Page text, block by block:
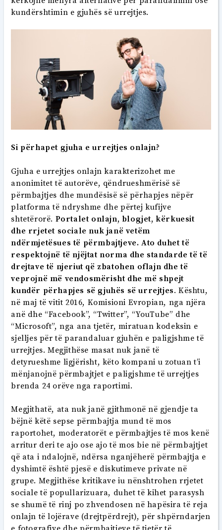
kundërshtimin e gjuhës së urrejtjes.
Si përhapet gjuha e urrejtjes onlajn?
Gjuha e urrejtjes onlajn karakterizohet me
anonimitet të autorëve, qëndrueshmërisë së
përmbajtjes dhe mundësisë së përhapjes nëpër
platforma të ndryshme dhe përtej kufijve
shtetërorë. Portalet onlajn, blogjet, kërkuesit
dhe rrjetet sociale nuk janë vetëm
ndërmjetësues të përmbajtjeve. Ato duhet të
respektojnë të njëjtat norma dhe standarde të të
drejtave të njeriut që zbatohen oflajn dhe të
veprojnë më vendosmërisht dhe më shpejt
kundër përhapjes së gjuhës së urrejtjes. Kështu,
në maj të vitit 2016, Komisioni Evropian, nga njëra
anë dhe “Facebook”, “Twitter”, “YouTube” dhe
“Microsoft”, nga ana tjetër, miratuan kodeksin e
sjelljes për të parandaluar gjuhën e paligjshme të
urrejtjes. Megjithëse masat nuk janë të
detyrueshme ligjërisht, këto kompani u zotuan t’i
mënjanojnë përmbajtjet e paligjshme të urrejtjes
brenda 24 orëve nga raportimi.
Megjithatë, ata nuk janë gjithmonë në gjendje ta
bëjnë këtë sepse përmbajtja mund të mos
raportohet, moderatorët e përmbajtjes të mos kenë
arritur deri te ajo ose ajo të mos bie në përmbajtjet
që ata i ndalojnë, ndërsa nganjëherë përmbajtja e
dyshimtë është pjesë e diskutimeve private në
grupe. Megjithëse kritikave iu nënshtrohen rrjetet
sociale të popullarizuara, duhet të kihet parasysh
se shumë të rinj po zhvendosen në hapësira të reja
onlajn të lojërave (drejtpërdrejt), për shpërndarjen